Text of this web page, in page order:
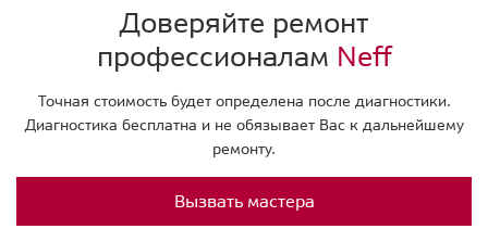
Доверяйте ремонт
профессионалам Neff
Точная стоимость будет определена после диагностики.
Диагностика бесплатна и не обязывает Вас к дальнейшему
ремонту.
Вызвать мастера